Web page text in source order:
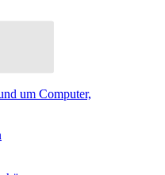
um Computer,